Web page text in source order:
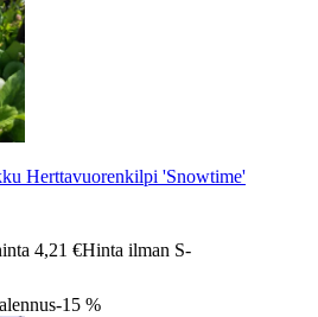
Herttavuorenkilpi 'Snowtime'
4,21 €Hinta ilman S-
-15 %